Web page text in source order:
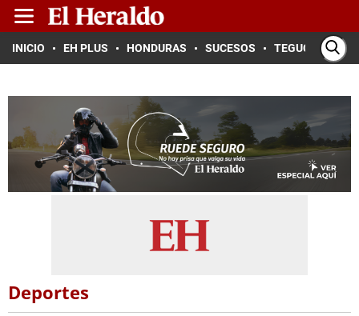
INICIO EH PLUS HONDURAS SUCESOS TEGUCIGALPA
Deportes